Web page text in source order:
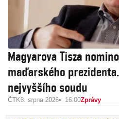
Magyarova Tisza
maďarského
nejvyššího soudu
ČTK8. srpna 2026 16:00Zprávy